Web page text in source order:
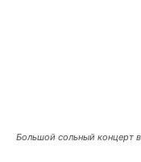
Большой сольный концерт в